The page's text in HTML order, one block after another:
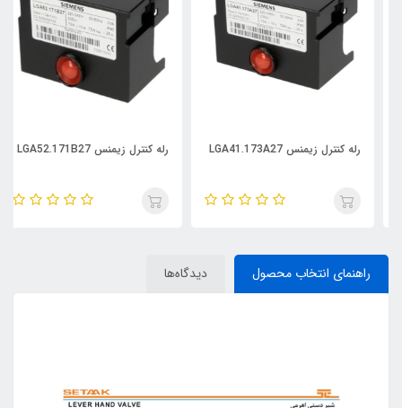
رله کنترل زیمنس LGA41.173A27 رله کنترل زیمنس LGA52.171B27
راهنمای انتخاب محصول دیدگاه‌ها